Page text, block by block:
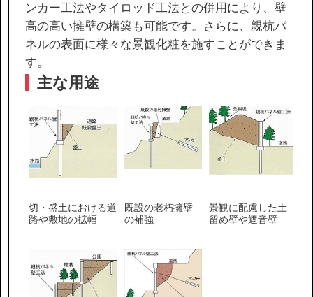
ンカー工法やタイロッド工法との併用により、壁
高の高い擁壁の構築も可能です。さらに、親杭パ
ネルの表面に様々な景観化粧を施すことができま
す。
主な用途
切・盛土における道
路や敷地の拡幅
既設の老朽擁壁
の補強
景観に配慮した土
留め壁や遮音壁